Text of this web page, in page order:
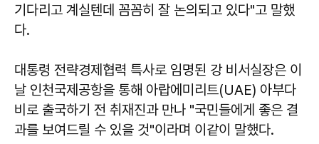
기다리고 계실텐데 꼼꼼히 잘 논의되고 있다"고 말했
다.
대통령 전략경제협력 특사로 임명된 강 비서실장은 이
날 인천국제공항을 통해 아랍에미리트(UAE) 아부다
비로 출국하기 전 취재진과 만나 "국민들에게 좋은 결
과를 보여드릴 수 있을 것"이라며 이같이 말했다.